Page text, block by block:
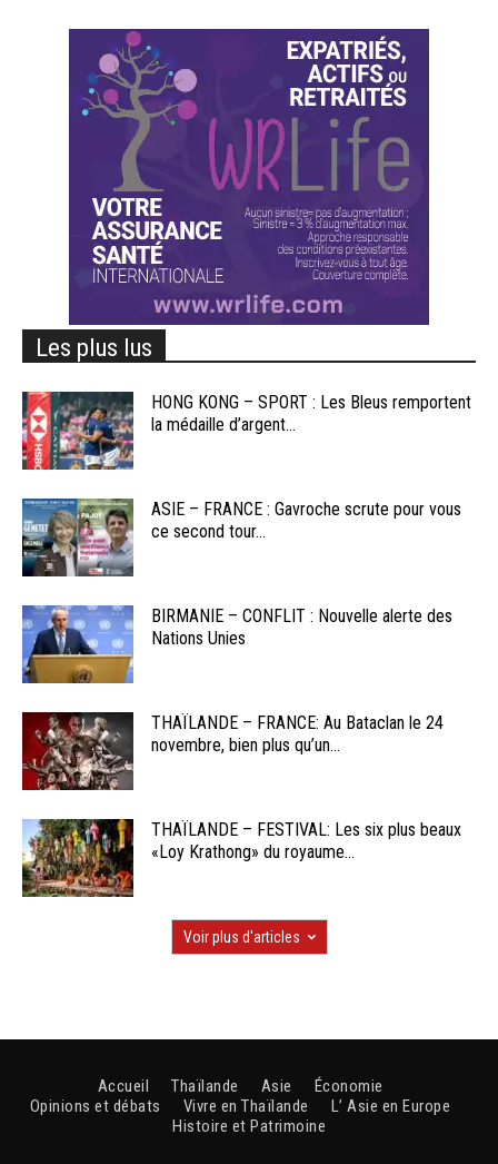
Les plus lus
HONG KONG – SPORT : Les Bleus remportent
la médaille d’argent...
ASIE – FRANCE : Gavroche scrute pour vous
ce second tour...
BIRMANIE – CONFLIT : Nouvelle alerte des
Nations Unies
THAÏLANDE – FRANCE: Au Bataclan le 24
novembre, bien plus qu’un...
THAÏLANDE – FESTIVAL: Les six plus beaux
«Loy Krathong» du royaume...
Voir plus d'articles
Accueil Thaïlande Asie
Économie
Opinions et débats
Vivre en Thaïlande
L’ Asie en Europe
Histoire et Patrimoine